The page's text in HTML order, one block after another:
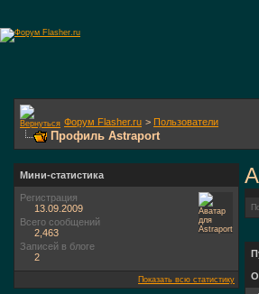
Форум Flasher.ru > Пользователи
Профиль Astraport
Мини-статистика
Регистрация
13.09.2009
Всего сообщений
2,463
Записей в блоге
2
Показать всю статистику